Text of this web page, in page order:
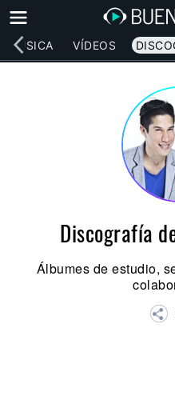
MÚSICA VÍDEOS
Discografía
Álbumes de estudio,